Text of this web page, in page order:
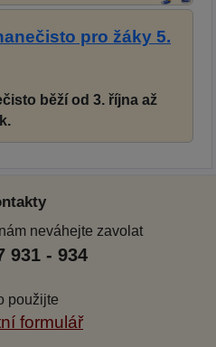
pro žáky 5.
běží od 3. října až
neváhejte zavolat
931 - 934
použijte
formulář